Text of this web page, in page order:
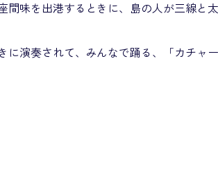
味を出港するときに、島の人が三線と
演奏されて、みんなで踊る、「カチャ